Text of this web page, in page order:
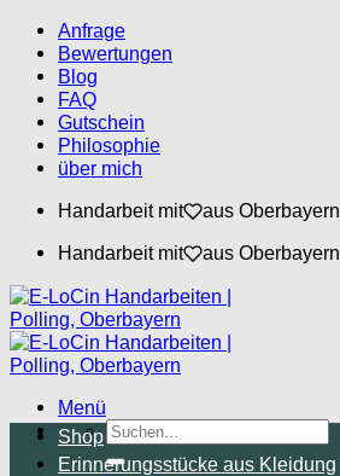
Zum
Inhalt
springen
Anfrage
Bewertungen
Blog
FAQ
Gutschein
Philosophie
über mich
Handarbeit mit
aus Oberbayern
Handarbeit mit
aus Oberbayern
Menü
Suchen
nach:
Shop
Erinnerungsstücke aus Kleidung